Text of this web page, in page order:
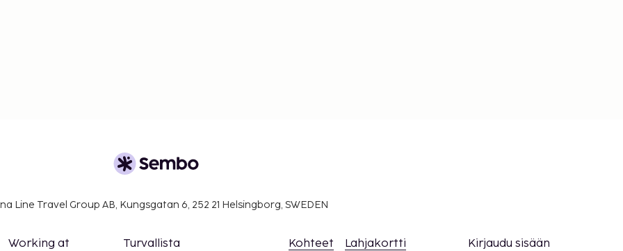
Line Travel Group AB, Kungsgatan 6, 252 21 Helsingborg, SWEDEN
Working at
Turvallista
Kohteet Lahjakortti
Kirjaudu sisään